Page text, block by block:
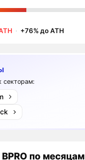
· +76% до ATH
секторам:
BPRO по месяцам